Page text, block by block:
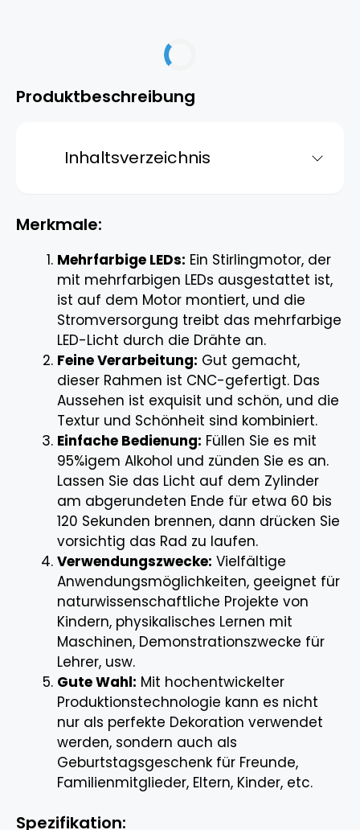
Produktbeschreibung
Inhaltsverzeichnis
Merkmale:
Mehrfarbige LEDs: Ein Stirlingmotor, der
mit mehrfarbigen LEDs ausgestattet ist,
ist auf dem Motor montiert, und die
Stromversorgung treibt das mehrfarbige
LED-Licht durch die Drähte an.
Feine Verarbeitung: Gut gemacht,
dieser Rahmen ist CNC-gefertigt. Das
Aussehen ist exquisit und schön, und die
Textur und Schönheit sind kombiniert.
Einfache Bedienung: Füllen Sie es mit
95%igem Alkohol und zünden Sie es an.
Lassen Sie das Licht auf dem Zylinder
am abgerundeten Ende für etwa 60 bis
120 Sekunden brennen, dann drücken Sie
vorsichtig das Rad zu laufen.
Verwendungszwecke: Vielfältige
Anwendungsmöglichkeiten, geeignet für
naturwissenschaftliche Projekte von
Kindern, physikalisches Lernen mit
Maschinen, Demonstrationszwecke für
Lehrer, usw.
Gute Wahl: Mit hochentwickelter
Produktionstechnologie kann es nicht
nur als perfekte Dekoration verwendet
werden, sondern auch als
Geburtstagsgeschenk für Freunde,
Familienmitglieder, Eltern, Kinder, etc.
Spezifikation: